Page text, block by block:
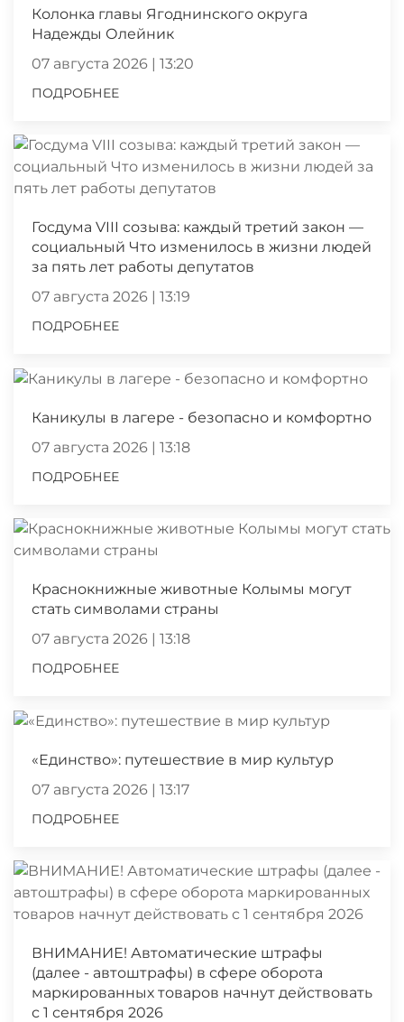
Колонка главы Ягоднинского округа
Надежды Олейник
07 августа 2026 | 13:20
ПОДРОБНЕЕ
Госдума VIII созыва: каждый третий закон —
социальный Что изменилось в жизни людей
за пять лет работы депутатов
07 августа 2026 | 13:19
ПОДРОБНЕЕ
Каникулы в лагере - безопасно и комфортно
07 августа 2026 | 13:18
ПОДРОБНЕЕ
Краснокнижные животные Колымы могут
стать символами страны
07 августа 2026 | 13:18
ПОДРОБНЕЕ
«Единство»: путешествие в мир культур
07 августа 2026 | 13:17
ПОДРОБНЕЕ
ВНИМАНИЕ! Автоматические штрафы
(далее - автоштрафы) в сфере оборота
маркированных товаров начнут действовать
с 1 сентября 2026